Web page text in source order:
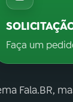
Faça um
Fala.BR,